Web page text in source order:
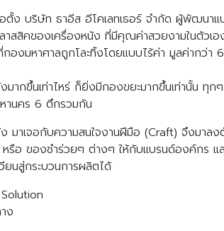
บริษัท ธาอีส อีโคเลทเธอร์ จำกัด ผู้พัฒนาแ
ลาสสิคของเครื่องหนัง ที่มีคุณค่าสวยงามในตัว
กองมหาศาลถูกโละทิ้งโดยแบบไร้ค่า มูลค่าก
มากขึ้นเท่าไหร่ ก็ยิ่งมีกองขยะมากขึ้นเท่านั้น
านคร 6 ตึกรวมกัน
ง มาเจอกับความสนใจงานฝีมือ (Craft) จึงมา
หรือ ของชำร่วยๆ ต่างๆ ให้กับแบรนด์องค์กร
ยนสู่กระบวนการผลิตได้
ง